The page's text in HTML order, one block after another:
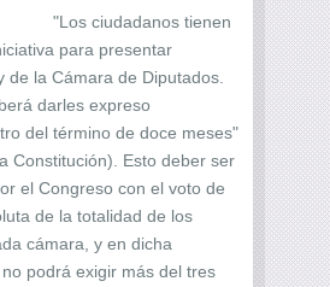
tienen
para presentar
de la Cámara de Diputados.
darles expreso
del término de doce meses"
Constitución). Esto deber ser
el Congreso con el voto de
de la totalidad de los
cámara, y en dicha
podrá exigir más del tres